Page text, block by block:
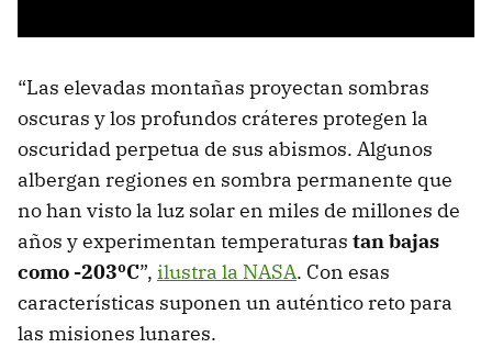
“Las elevadas montañas proyectan sombras
oscuras y los profundos cráteres protegen la
oscuridad perpetua de sus abismos. Algunos
albergan regiones en sombra permanente que
no han visto la luz solar en miles de millones de
años y experimentan temperaturas tan bajas
como -203ºC”, ilustra la NASA. Con esas
características suponen un auténtico reto para
las misiones lunares.